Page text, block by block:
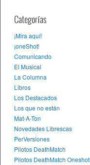
Categorías
¡Mira aquí!
¡oneShot!
Comunicando
El Musical
La Columna
Libros
Los Destacados
Los que no están
Mat-A-Ton
Novedades Librescas
PerVersiones
Pilotos DeathMatch
Pilotos DeathMatch Oneshot